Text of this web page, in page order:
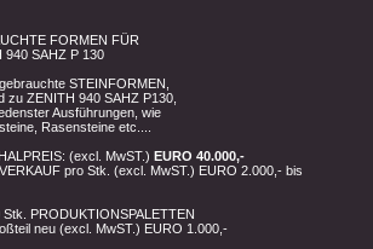
FORMEN FÜR
940 SAHZ P 130
STEINFORMEN,
zu ZENITH 940 SAHZ P130,
Ausführungen, wie
Rasensteine etc....
(excl. MwST.) EURO 40.000,-
pro Stk. (excl. MwST.) EURO 2.000,- bis
Stk. PRODUKTIONSPALETTEN
neu (excl. MwST.) EURO 1.000,-